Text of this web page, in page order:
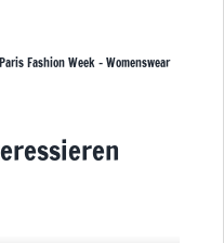
Fashion Week – Womenswear